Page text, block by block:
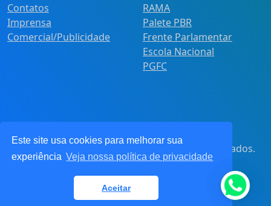
Este site usa cookies para melhorar sua
experiência Veja nossa política de privacidade
Aceitar
Contatos
Imprensa
Comercial/Publicidade
RAMA
Palete PBR
Frente Parlamentar
Escola Nacional
PGFC
Pot&Pracy
. Todos os direitos reservados.
CNPJ: 62.360.268.0001/91